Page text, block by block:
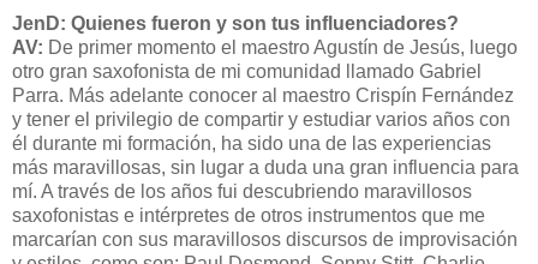
JenD: Quienes fueron y son tus influenciadores?
AV: De primer momento el maestro Agustín de Jesús, luego
otro gran saxofonista de mi comunidad llamado Gabriel
Parra. Más adelante conocer al maestro Crispín Fernández
y tener el privilegio de compartir y estudiar varios años con
él durante mi formación, ha sido una de las experiencias
más maravillosas, sin lugar a duda una gran influencia para
mí. A través de los años fui descubriendo maravillosos
saxofonistas e intérpretes de otros instrumentos que me
marcarían con sus maravillosos discursos de improvisación